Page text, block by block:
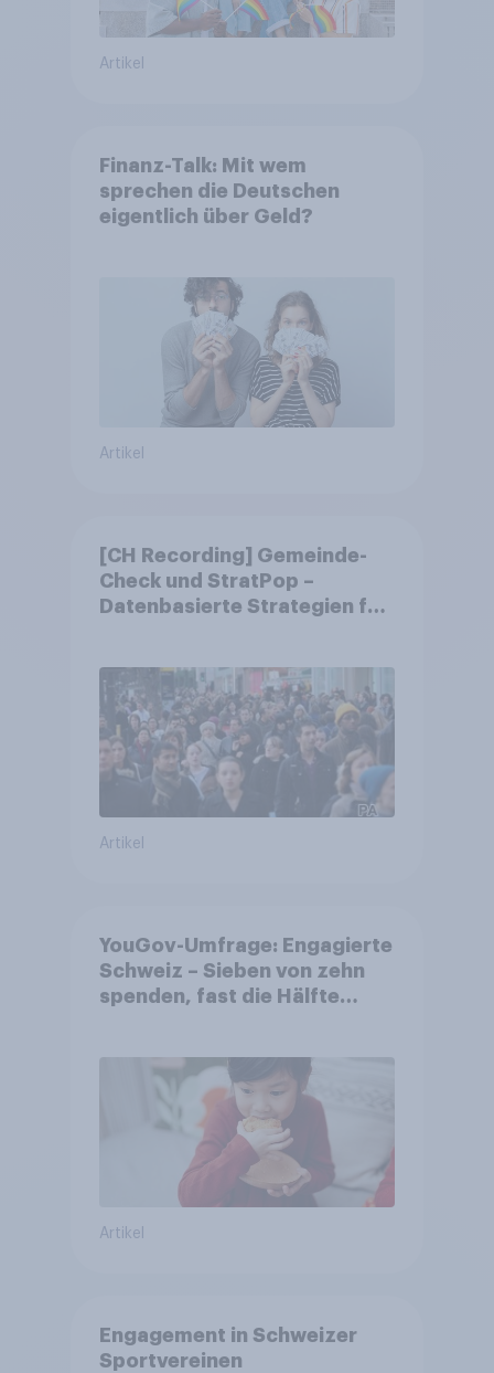
Artikel
Finanz-Talk: Mit wem
sprechen die Deutschen
eigentlich über Geld?
Artikel
[CH Recording] Gemeinde-
Check und StratPop –
Datenbasierte Strategien für
Artikel
YouGov-Umfrage: Engagierte
Schweiz – Sieben von zehn
spenden, fast die Hälfte
Artikel
Engagement in Schweizer
Sportvereinen